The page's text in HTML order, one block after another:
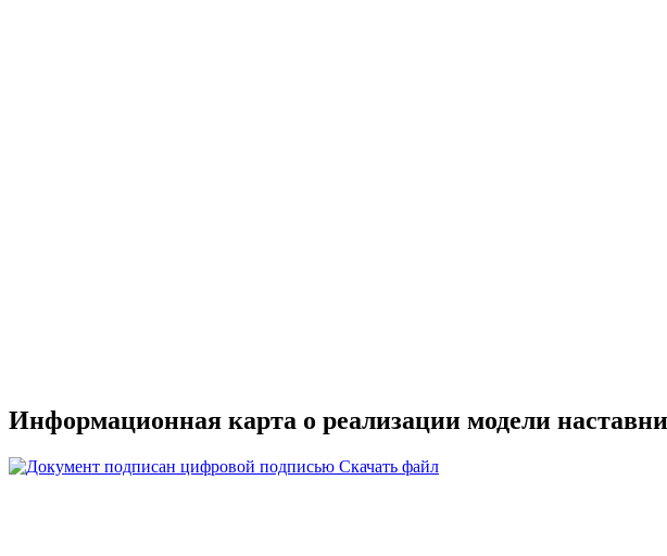
Информационная карта о реализации модели
Скачать файл